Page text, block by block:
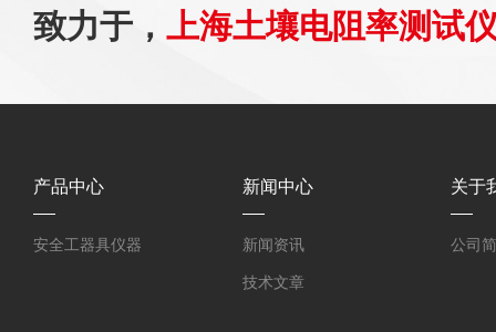
致力于， 上海土壤电阻率测试
产品中心
安全工器具仪器
新闻中心
新闻资讯
技术文章
关于
公司